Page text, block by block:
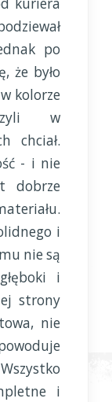
kuriera
po
że było
kolorze
czyli w
chciał.
- i nie
dobrze
i
nie są
i
strony
nie
i